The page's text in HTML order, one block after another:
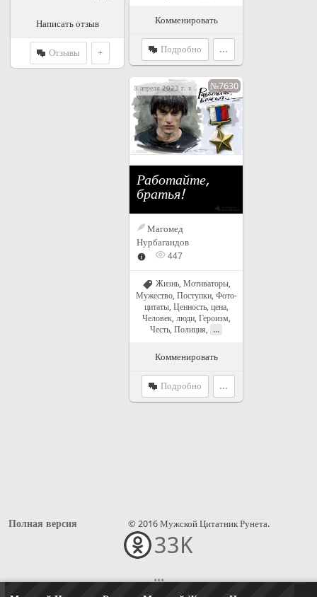
Написать отзыв
Отзывы +
Комменировать
Подробно ...
8 апреля 2023 г. в 07:35№7630
Работайте,
братья!
Магомед
Нурбагандов
447
Жизнь, Мотиваторы,
Мужество, Поступки, Фото-
цитаты, Ценность, цена,
Человек, люди, Героизм,
Честь, Полиция, ...
Комменировать
Подробно ...
Полная версия © 2016 Мужской Цитатник Рунета.
33K
•••